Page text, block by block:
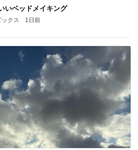
いベッドメイキング
クス 1日前